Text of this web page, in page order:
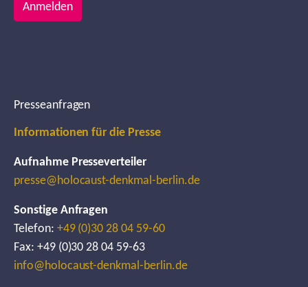
Anmelden
Presseanfragen
Informationen für die Presse
Aufnahme Presseverteiler
presse@holocaust-denkmal-berlin.de
Sonstige Anfragen
Telefon: +49 (0)30 28 04 59-60
Fax: +49 (0)30 28 04 59-63
info@holocaust-denkmal-berlin.de